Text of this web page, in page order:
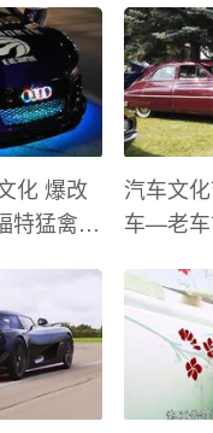
化 爆改
特猛禽
汽车文
车—老车